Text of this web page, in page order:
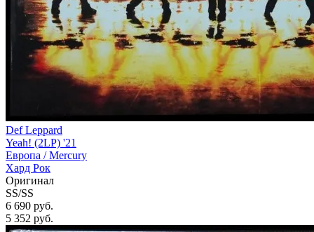
Def Leppard
Yeah! (2LP) '21
Европа /Mercury
Хард Рок
Оригинал
SS/SS
6 690 руб.
5 352 руб.